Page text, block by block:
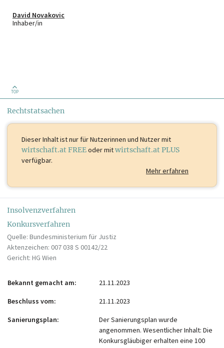
David Novakovic
Inhaber/in
TOP
Rechtstatsachen
Dieser Inhalt istnur für Nutzerinnen und Nutzer mit
wirtschaft.at FREEoder mitwirtschaft.at PLUS
verfügbar.
Mehr erfahren
Insolvenzverfahren
Konkursverfahren
Quelle: Bundesministerium für Justiz
Aktenzeichen: 007 038 S 00142/22
Gericht: HG Wien
Bekannt gemacht am 21.11.2023
Beschluss vom 21.11.2023
Sanierungsplan
Der Sanierungsplan wurde
angenommen. Wesentlicher Inhalt: Die
Konkursgläubiger erhalten eine 100